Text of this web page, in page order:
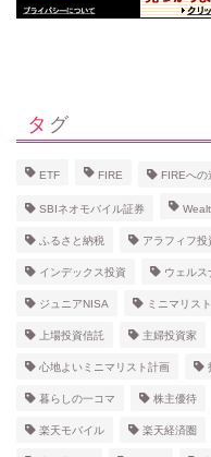
タグ
ETF FIRE FIREへの
SBIネオモバイル証券
ふるさと納税 アラフィフ投
インデックス投資 ウェルス
ジュニアNISA ミニマリスト
上場投資信託 主婦投資家
心地よいミニマリスト計画
暮らしの一コマ 株主優待
楽天モバイル 楽天経済圏